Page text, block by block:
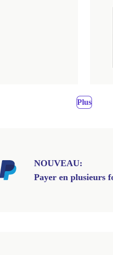
Plus
NOUVEAU:
Payer en plusieurs